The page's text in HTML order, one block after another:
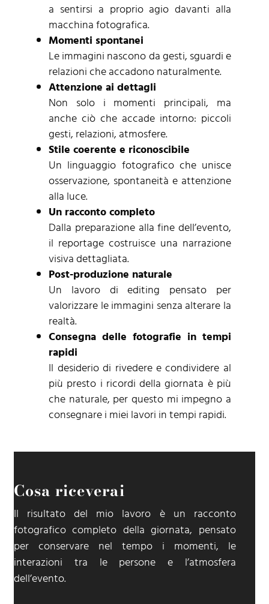
a sentirsi a proprio agio davanti alla
macchina fotografica.
Momenti spontanei
Le immagini nascono da gesti, sguardi e
relazioni che accadono naturalmente.
Attenzione ai dettagli
Non solo i momenti principali, ma
anche ciò che accade intorno: piccoli
gesti, relazioni, atmosfere.
Stile coerente e riconoscibile
Un linguaggio fotografico che unisce
osservazione, spontaneità e attenzione
alla luce.
Un racconto completo
Dalla preparazione alla fine dell’evento,
il reportage costruisce una narrazione
visiva dettagliata.
Post-produzione naturale
Un lavoro di editing pensato per
valorizzare le immagini senza alterare la
realtà.
Consegna delle fotografie in tempi
rapidi
Il desiderio di rivedere e condividere al
più presto i ricordi della giornata è più
che naturale, per questo mi impegno a
consegnare i miei lavori in tempi rapidi.
Cosa riceverai
Il risultato del mio lavoro è un racconto
fotografico completo della giornata, pensato
per conservare nel tempo i momenti, le
interazioni tra le persone e l’atmosfera
dell’evento.